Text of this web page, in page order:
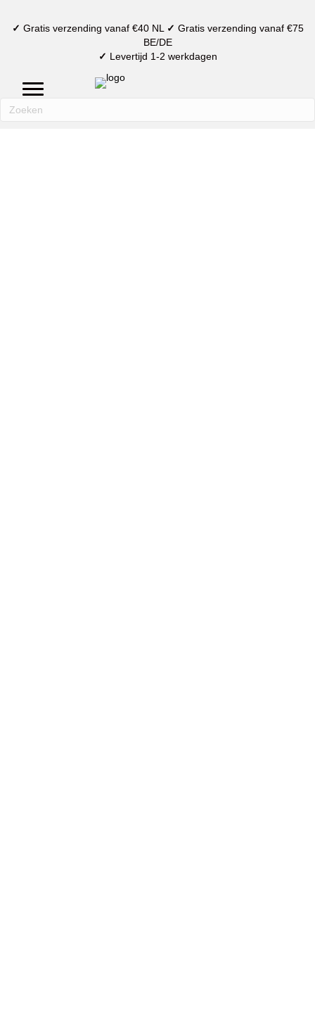
✓ Gratis verzending vanaf €40 NL ✓ Gratis verzending vanaf €75
BE/DE
✓ Levertijd 1-2 werkdagen